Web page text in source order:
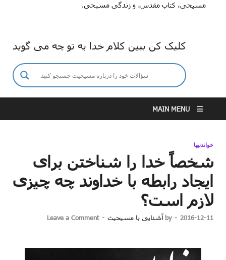
مسیحی، کتاب مقدس، و زندگی مسیحی.
کلیک کن ببین کلام خدا به تو چه می گوید
MAIN MENU
خواندنیها
شخصاً خدا را شناختن برای
ایجاد رابطه با خداوند چه چیزی
لازم است؟
2016-12-11
-
by آشنایی با مسیحیت -
Leave a Comment